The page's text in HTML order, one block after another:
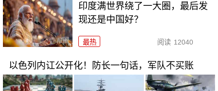
印度满世界绕了一大圈，最后发
现还是中国好？
最热 阅读 12040
以色列内讧公开化！防长一句话，军队不买账